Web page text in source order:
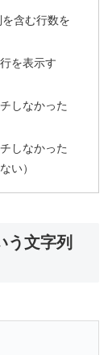
含む行数を
を表示す
しなかった
しなかった
い）
う文字列